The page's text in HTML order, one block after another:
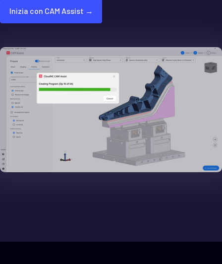
Inizia con CAM Assist →